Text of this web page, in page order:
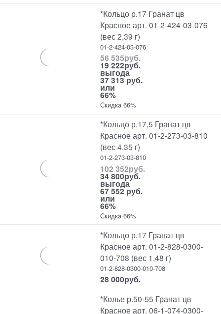
*Кольцо р.17 Гранат цв
Красное арт. 01-2-424-03-076
(вес 2,39 г)
01-2-424-03-076
56 535руб.
19 222руб.
выгода
37 313 руб.
или
66%
Скидка 66%
*Кольцо р.17,5 Гранат цв
Красное арт. 01-2-273-03-810
(вес 4,35 г)
01-2-273-03-810
102 352руб.
34 800руб.
выгода
67 552 руб.
или
66%
Скидка 66%
*Кольцо р.17 Гранат цв
Красное арт. 01-2-828-0300-
010-708 (вес 1,48 г)
01-2-828-0300-010-708
28 000руб.
*Колье р.50-55 Гранат цв
Красное арт. 06-1-074-0300-